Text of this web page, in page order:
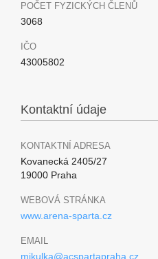
POČET FYZICKÝCH ČLENŮ
3068
IČO
43005802
Kontaktní údaje
KONTAKTNÍ ADRESA
Kovanecká 2405/27
19000 Praha
WEBOVÁ STRÁNKA
www.arena-sparta.cz
EMAIL
mikulka@acspartapraha.cz